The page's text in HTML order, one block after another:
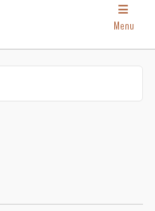
Toggle
Menu